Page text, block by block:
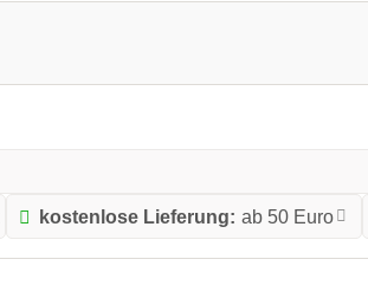
kostenlose Lieferung: ab 50 Euro